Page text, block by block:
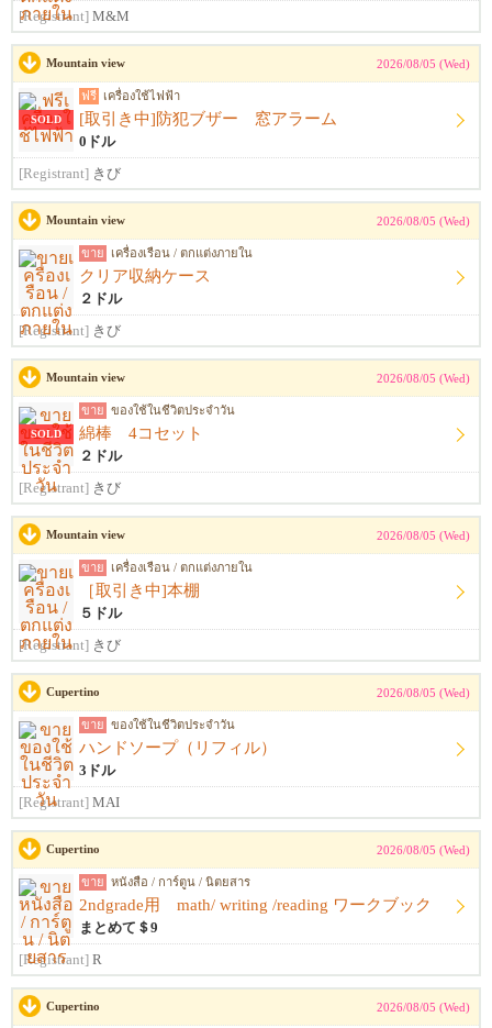
[Registrant] M&M
Mountain view 2026/08/05 (Wed)
SOLD
ฟรี เครื่องใช้ไฟฟ้า
[取引き中]防犯ブザー 窓アラーム
0ドル
[Registrant] きび
Mountain view 2026/08/05 (Wed)
ขาย เครื่องเรือน / ตกแต่งภายใน
クリア収納ケース
２ドル
[Registrant] きび
Mountain view 2026/08/05 (Wed)
SOLD
ขาย ของใช้ในชีวิตประจำวัน
綿棒 4コセット
２ドル
[Registrant] きび
Mountain view 2026/08/05 (Wed)
ขาย เครื่องเรือน / ตกแต่งภายใน
［取引き中]本棚
５ドル
[Registrant] きび
Cupertino 2026/08/05 (Wed)
ขาย ของใช้ในชีวิตประจำวัน
ハンドソープ（リフィル）
3ドル
[Registrant] MAI
Cupertino 2026/08/05 (Wed)
ขาย หนังสือ / การ์ตูน / นิตยสาร
2ndgrade用 math/ writing /reading ワークブック
まとめて＄9
[Registrant] R
Cupertino 2026/08/05 (Wed)